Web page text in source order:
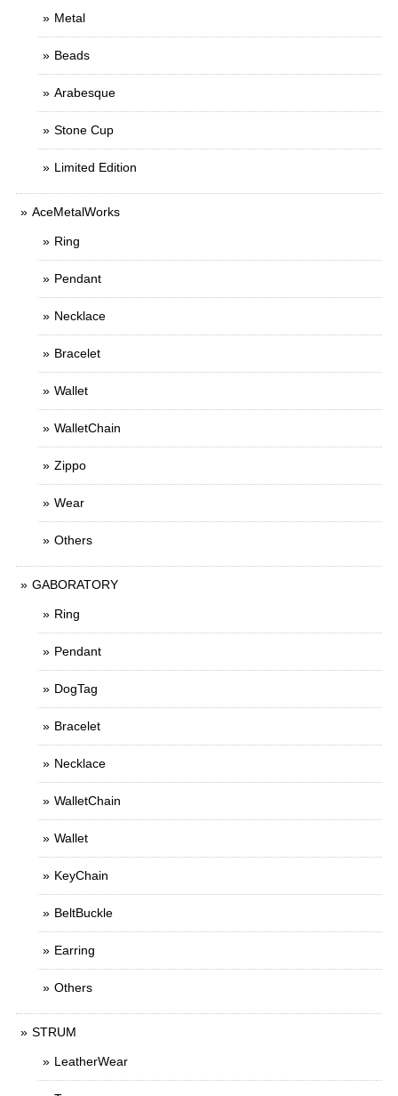
Metal
Beads
Arabesque
Stone Cup
Limited Edition
AceMetalWorks
Ring
Pendant
Necklace
Bracelet
Wallet
WalletChain
Zippo
Wear
Others
GABORATORY
Ring
Pendant
DogTag
Bracelet
Necklace
WalletChain
Wallet
KeyChain
BeltBuckle
Earring
Others
STRUM
LeatherWear